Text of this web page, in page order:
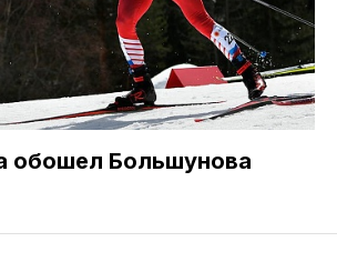
обошел Большунова